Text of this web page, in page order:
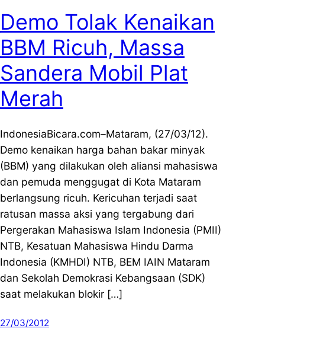
Demo Tolak Kenaikan
BBM Ricuh, Massa
Sandera Mobil Plat
Merah
IndonesiaBicara.com–Mataram, (27/03/12).
Demo kenaikan harga bahan bakar minyak
(BBM) yang dilakukan oleh aliansi mahasiswa
dan pemuda menggugat di Kota Mataram
berlangsung ricuh. Kericuhan terjadi saat
ratusan massa aksi yang tergabung dari
Pergerakan Mahasiswa Islam Indonesia (PMII)
NTB, Kesatuan Mahasiswa Hindu Darma
Indonesia (KMHDI) NTB, BEM IAIN Mataram
dan Sekolah Demokrasi Kebangsaan (SDK)
saat melakukan blokir […]
27/03/2012